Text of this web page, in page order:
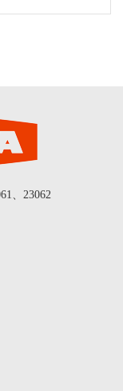
、23062